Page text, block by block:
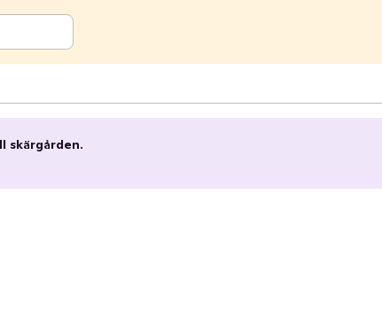
skärgården.